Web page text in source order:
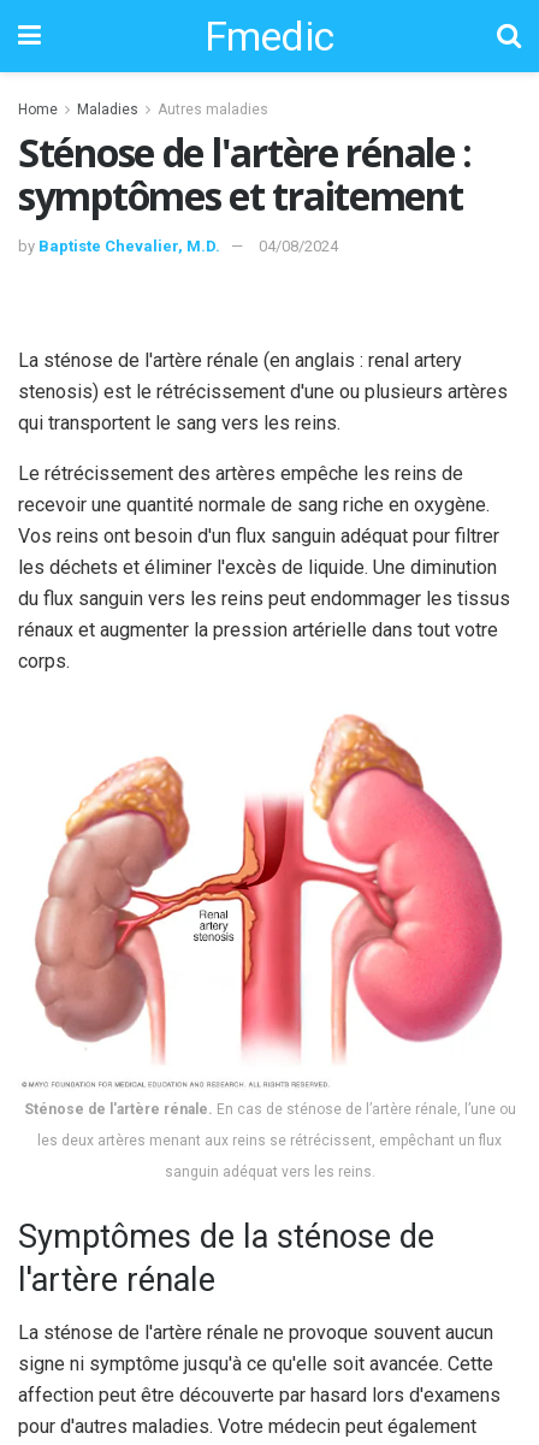
Fmedic
Home Maladies Autres maladies
Sténose de l'artère rénale :
symptômes et traitement
by Baptiste Chevalier, M.D. 04/08/2024
La sténose de l'artère rénale (en anglais : renal artery
stenosis) est le rétrécissement d'une ou plusieurs artères
qui transportent le sang vers les reins.
Le rétrécissement des artères empêche les reins de
recevoir une quantité normale de sang riche en oxygène.
Vos reins ont besoin d'un flux sanguin adéquat pour filtrer
les déchets et éliminer l'excès de liquide. Une diminution
du flux sanguin vers les reins peut endommager les tissus
rénaux et augmenter la pression artérielle dans tout votre
corps.
Sténose de l'artère rénale. En cas de sténose de l’artère rénale, l’une ou
les deux artères menant aux reins se rétrécissent, empêchant un flux
sanguin adéquat vers les reins.
Symptômes de la sténose de
l'artère rénale
La sténose de l'artère rénale ne provoque souvent aucun
signe ni symptôme jusqu'à ce qu'elle soit avancée. Cette
affection peut être découverte par hasard lors d'examens
pour d'autres maladies. Votre médecin peut également